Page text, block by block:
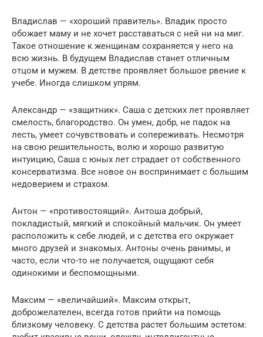
Владислав — «хороший правитель». Владик просто
обожает маму и не хочет расставаться с ней ни на миг.
Такое отношение к женщинам сохраняется у него на
всю жизнь. В будущем Владислав станет отличным
отцом и мужем. В детстве проявляет большое рвение к
учебе. Иногда слишком упрям.
Александр — «защитник». Саша с детских лет проявляет
смелость, благородство. Он умен, добр, не падок на
лесть, умеет сочувствовать и сопереживать. Несмотря
на свою решительность, волю и хорошо развитую
интуицию, Саша с юных лет страдает от собственного
консерватизма. Все новое он воспринимает с большим
недоверием и страхом.
Антон — «противостоящий». Антоша добрый,
покладистый, мягкий и спокойный мальчик. Он умеет
расположить к себе людей, и с детства его окружает
много друзей и знакомых. Антоны очень ранимы, и
часто, если что-то не получается, ощущают себя
одинокими и беспомощными.
Максим — «величайший». Максим открыт,
доброжелателен, всегда готов прийти на помощь
близкому человеку. С детства растет большим эстетом: